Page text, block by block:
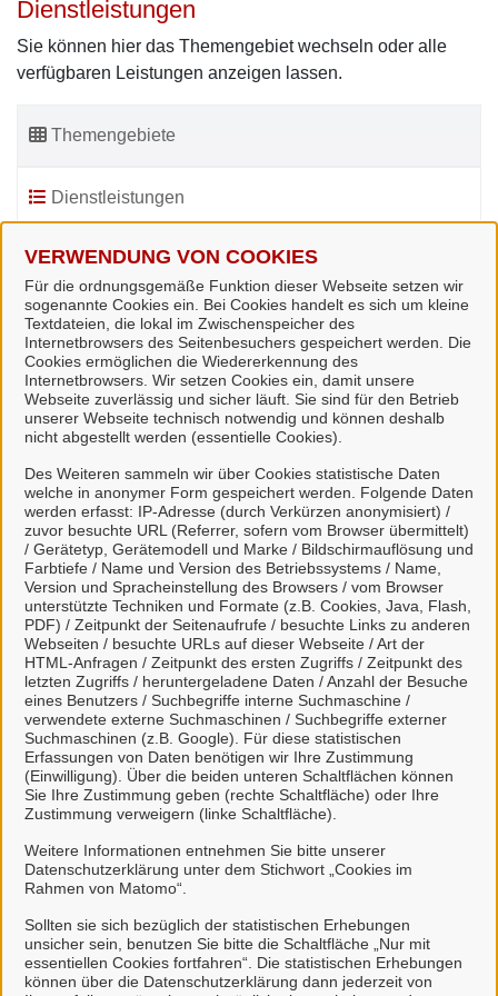
VERWENDUNG VON COOKIES
Für die ordnungsgemäße Funktion dieser Webseite setzen wir
sogenannte Cookies ein. Bei Cookies handelt es sich um kleine
Textdateien, die lokal im Zwischenspeicher des
Internetbrowsers des Seitenbesuchers gespeichert werden. Die
Cookies ermöglichen die Wiedererkennung des
Internetbrowsers. Wir setzen Cookies ein, damit unsere
Webseite zuverlässig und sicher läuft. Sie sind für den Betrieb
unserer Webseite technisch notwendig und können deshalb
nicht abgestellt werden (essentielle Cookies).
Des Weiteren sammeln wir über Cookies statistische Daten
welche in anonymer Form gespeichert werden. Folgende Daten
werden erfasst: IP-Adresse (durch Verkürzen anonymisiert) /
zuvor besuchte URL (Referrer, sofern vom Browser übermittelt)
/ Gerätetyp, Gerätemodell und Marke / Bildschirmauflösung und
Farbtiefe / Name und Version des Betriebssystems / Name,
Version und Spracheinstellung des Browsers / vom Browser
unterstützte Techniken und Formate (z.B. Cookies, Java, Flash,
PDF) / Zeitpunkt der Seitenaufrufe / besuchte Links zu anderen
Webseiten / besuchte URLs auf dieser Webseite / Art der
HTML-Anfragen / Zeitpunkt des ersten Zugriffs / Zeitpunkt des
letzten Zugriffs / heruntergeladene Daten / Anzahl der Besuche
eines Benutzers / Suchbegriffe interne Suchmaschine /
verwendete externe Suchmaschinen / Suchbegriffe externer
Suchmaschinen (z.B. Google). Für diese statistischen
Erfassungen von Daten benötigen wir Ihre Zustimmung
(Einwilligung). Über die beiden unteren Schaltflächen können
Sie Ihre Zustimmung geben (rechte Schaltfläche) oder Ihre
Zustimmung verweigern (linke Schaltfläche).
Weitere Informationen entnehmen Sie bitte unserer
Datenschutzerklärung unter dem Stichwort „Cookies im
Rahmen von Matomo“.
Sollten sie sich bezüglich der statistischen Erhebungen
unsicher sein, benutzen Sie bitte die Schaltfläche „Nur mit
essentiellen Cookies fortfahren“. Die statistischen Erhebungen
können über die Datenschutzerklärung dann jederzeit von
Dienstleistungen
Sie können hier das Themengebiet wechseln oder alle
verfügbaren Leistungen anzeigen lassen.
Themengebiete
Dienstleistungen
?
F G
F
Führungszeugnis (einfach) beantragen (Landkreis
Uelzen)
Führungszeugnis (erweitert) beantragen (Landkreis
Uelzen)
G
Gewerbeabmeldung (Samtgemeinde Suderburg)
Gewerbeanmeldung (Samtgemeinde Suderburg)
Gewerbeummeldung (Samtgemeinde Suderburg)
Gewerbezentralregisterauskunft (Landkreis Uelzen)